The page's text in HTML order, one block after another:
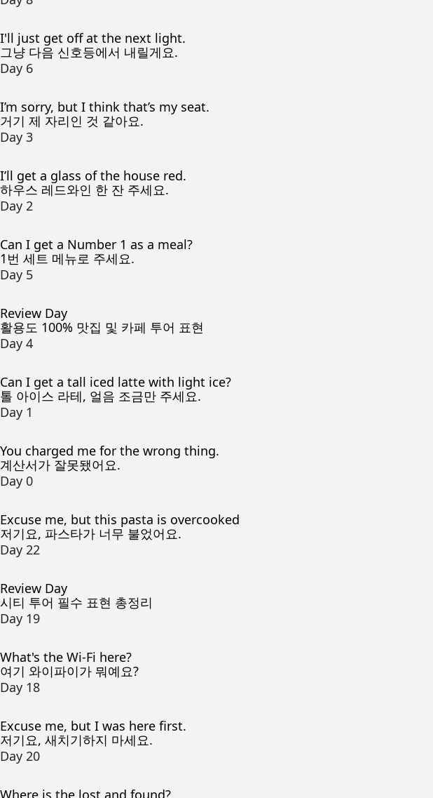
I'll just get off at the next light.
그냥 다음 신호등에서 내릴게요.
Day 6
I’m sorry, but I think that’s my seat.
거기 제 자리인 것 같아요.
Day 3
I’ll get a glass of the house red.
하우스 레드와인 한 잔 주세요.
Day 2
Can I get a Number 1 as a meal?
1번 세트 메뉴로 주세요.
Day 5
Review Day
활용도 100% 맛집 및 카페 투어 표현
Day 4
Can I get a tall iced latte with light ice?
톨 아이스 라테, 얼음 조금만 주세요.
Day 1
You charged me for the wrong thing.
계산서가 잘못됐어요.
Day 0
Excuse me, but this pasta is overcooked
저기요, 파스타가 너무 불었어요.
Day 22
Review Day
시티 투어 필수 표현 총정리
Day 19
What's the Wi-Fi here?
여기 와이파이가 뭐예요?
Day 18
Excuse me, but I was here first.
저기요, 새치기하지 마세요.
Day 20
Where is the lost and found?